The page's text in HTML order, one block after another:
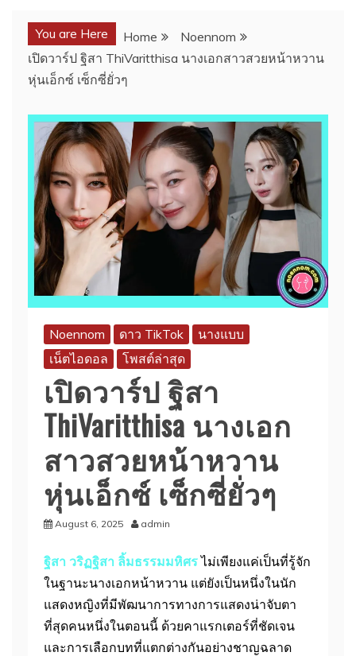
You are Here Home
Noennom
เปิดวาร์ป ฐิสา ThiVaritthisa นางเอกสาวสวยหน้าหวาน
หุ่นเอ็กซ์ เซ็กซี่ยั่วๆ
Noennom ดาว TikTok
นางแบบ
เน็ตไอดอล
โพสต์ล่าสุด
เปิดวาร์ป ฐิสา
ThiVaritthisa นางเอก
สาวสวยหน้าหวาน
หุ่นเอ็กซ์ เซ็กซี่ยั่วๆ
August 6, 2025 admin
ฐิสา วริฏฐิสา ลิ้มธรรมมหิศรไม่เพียงแค่เป็นที่รู้จัก
ในฐานะนางเอกหน้าหวาน แต่ยังเป็นหนึ่งในนัก
แสดงหญิงที่มีพัฒนาการทางการแสดงน่าจับตา
ที่สุดคนหนึ่งในตอนนี้ ด้วยคาแรกเตอร์ที่ชัดเจน
และการเลือกบทที่แตกต่างกันอย่างชาญฉลาด